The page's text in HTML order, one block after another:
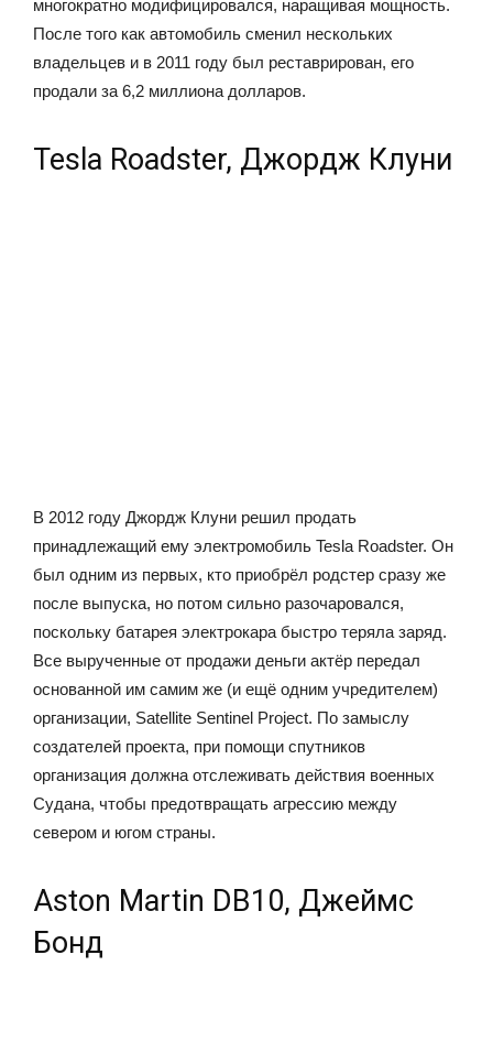
многократно модифицировался, наращивая мощность.
После того как автомобиль сменил нескольких
владельцев и в 2011 году был реставрирован, его
продали за 6,2 миллиона долларов.
Tesla Roadster, Джордж Клуни
В 2012 году Джордж Клуни решил продать
принадлежащий ему электромобиль Tesla Roadster. Он
был одним из первых, кто приобрёл родстер сразу же
после выпуска, но потом сильно разочаровался,
поскольку батарея электрокара быстро теряла заряд.
Все вырученные от продажи деньги актёр передал
основанной им самим же (и ещё одним учредителем)
организации, Satellite Sentinel Project. По замыслу
создателей проекта, при помощи спутников
организация должна отслеживать действия военных
Судана, чтобы предотвращать агрессию между
севером и югом страны.
Aston Martin DB10, Джеймс
Бонд